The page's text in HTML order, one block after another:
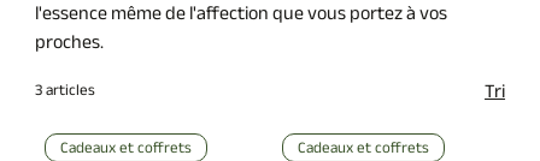
l'essence même de l'affection que vous portez à vos
proches.
3 articles Tri
Cadeaux et coffrets Cadeaux et coffrets